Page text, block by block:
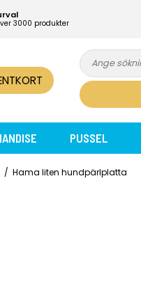
3000 produkter
PUSSEL
/ Hama liten hundpärlplatta